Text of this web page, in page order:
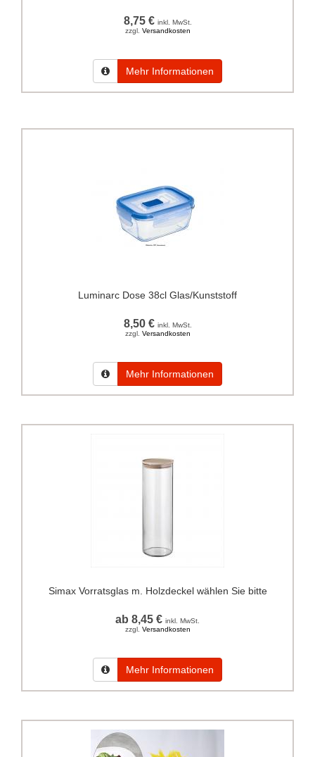
8,75 € inkl. MwSt.
zzgl. Versandkosten
Mehr Informationen
Luminarc Dose 38cl Glas/Kunststoff
8,50 € inkl. MwSt.
zzgl. Versandkosten
Mehr Informationen
Simax Vorratsglas m. Holzdeckel wählen Sie bitte
ab 8,45 € inkl. MwSt.
zzgl. Versandkosten
Mehr Informationen